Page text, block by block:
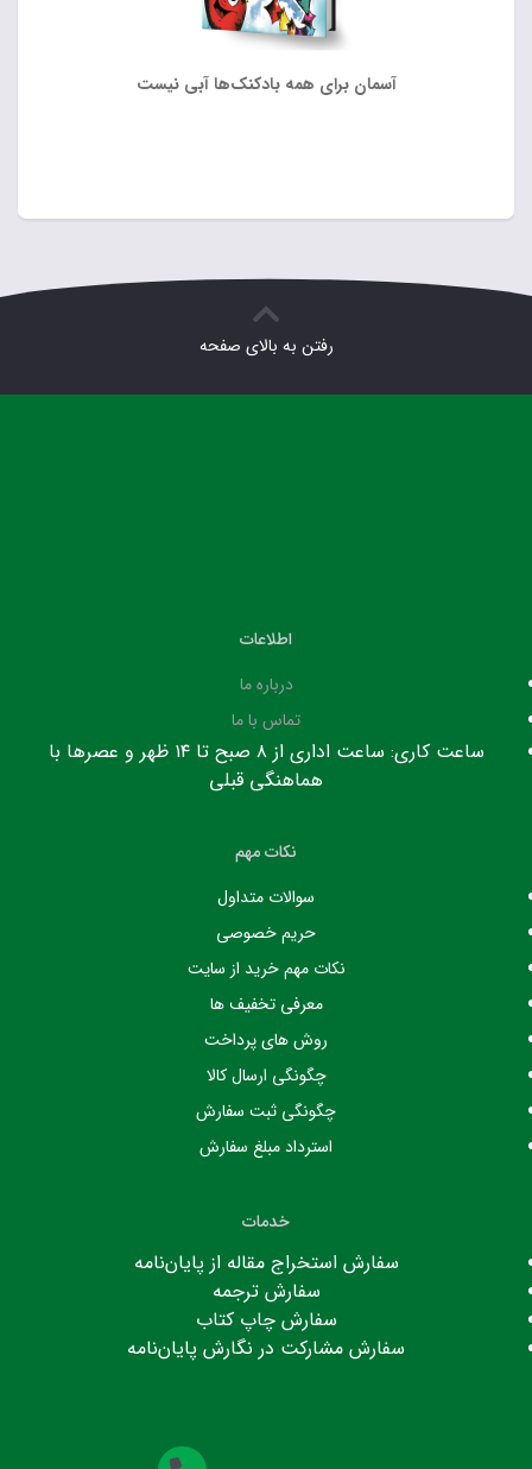
آسمان برای همه بادکنک‌ها آبی نیست
رفتن به بالای صفحه
اطلاعات
درباره ما
تماس با ما
ساعت کاری: ساعت اداری از ۸ صبح تا ۱۴ ظهر و عصرها با
هماهنگی قبلی
نکات مهم
سوالات متداول
حریم خصوصی
نکات مهم خرید از سایت
معرفی تخفیف ها
روش های پرداخت
چگونگی ارسال کالا
چگونگی ثبت سفارش
استرداد مبلغ سفارش
خدمات
سفارش استخراج مقاله از پایان‌نامه
سفارش ترجمه
سفارش چاپ کتاب
سفارش مشارکت در نگارش پایان‌نامه